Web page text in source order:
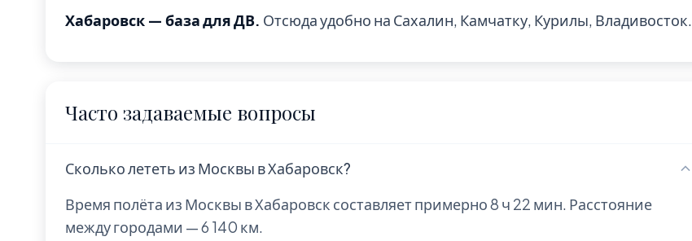
Хабаровск — база для ДВ. Отсюда удобно на Сахалин, Камчатку, Курилы, Владивосток.
Часто задаваемые вопросы
Сколько лететь из Москвы в Хабаровск?
Время полёта из Москвы в Хабаровск составляет примерно 8 ч 22 мин. Расстояние
между городами — 6 140 км.